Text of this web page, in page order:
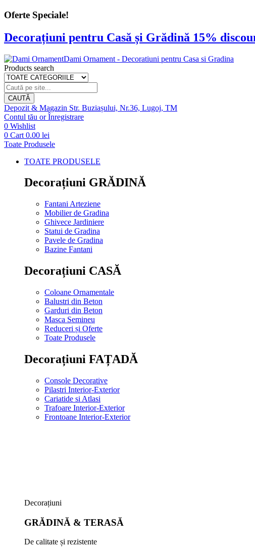
Oferte Speciale!
Decorațiuni pentru Casă și Grădină 15%
Dami Ornament - Decoratiuni pentru Casa si Gradina
Products search
CAUTĂ
Depozit & Magazin Str. Buziașului, Nr.36, Lugoj, TM
Contul tău orÎnregistrare
0 Wishlist
0 Cart 0.00 lei
Toate Produsele
TOATE PRODUSELE
Decorațiuni GRĂDINĂ
Fantani Arteziene
Mobilier de Gradina
Ghivece Jardiniere
Statui de Gradina
Pavele de Gradina
Bazine Fantani
Decorațiuni CASĂ
Coloane Ornamentale
Balustri din Beton
Garduri din Beton
Masca Semineu
Reduceri și Oferte
Toate Produsele
Decorațiuni FAȚADĂ
Console Decorative
Pilastri Interior-Exterior
Cariatide si Atlasi
Trafoare Interior-Exterior
Frontoane Interior-Exterior
Decorațiuni
GRĂDINĂ & TERASĂ
De calitate și rezistente